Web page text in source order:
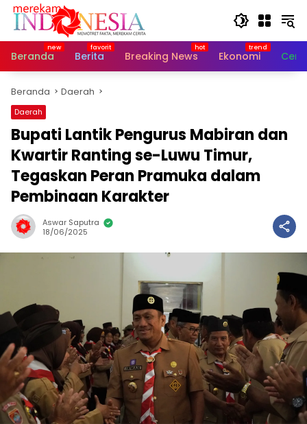
Langsung
Beranda
Berita Breaking News Ekonomi
Beranda Daerah
Daerah
Bupati Lantik Pengurus Mabiran dan
Kwartir Ranting se-Luwu Timur,
Tegaskan Peran Pramuka dalam
Pembinaan Karakter
Aswar Saputra
18/06/2025